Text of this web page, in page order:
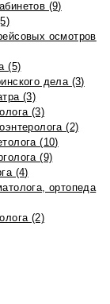
(9)
осмотров
(5)
дела (3)
(3)
(3)
(2)
(10)
(9)
(4)
ортопеда
(2)